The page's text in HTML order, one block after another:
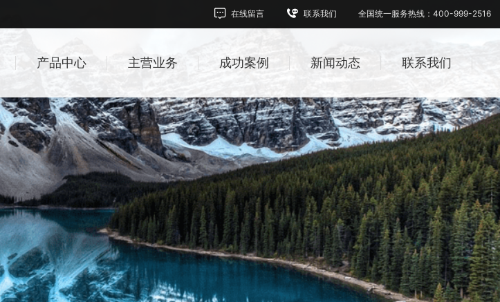
在线留言 联系我们 全国统一服务热线：400-999-2516
产品中心 主营业务 成功案例 新闻动态 联系我们